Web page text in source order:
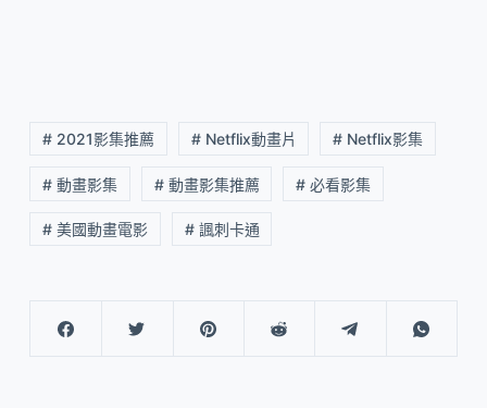
# 2021影集推薦 # Netflix動畫片 # Netflix影集
# 動畫影集 # 動畫影集推薦 # 必看影集
# 美國動畫電影 # 諷刺卡通